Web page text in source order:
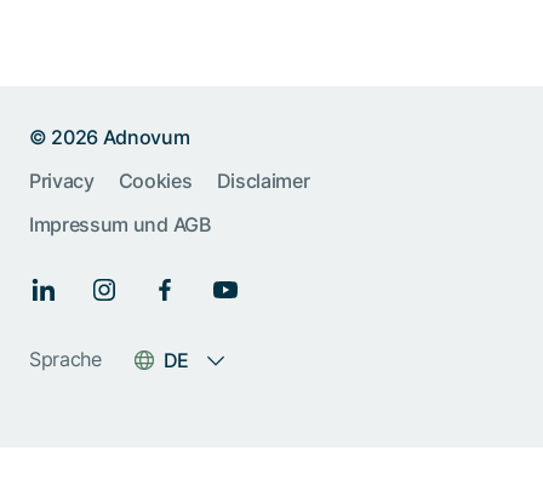
© 2026 Adnovum
Privacy
Cookies
Disclaimer
Impressum und AGB
Sprache DE
Report an issue🐞
Give feedback 💬